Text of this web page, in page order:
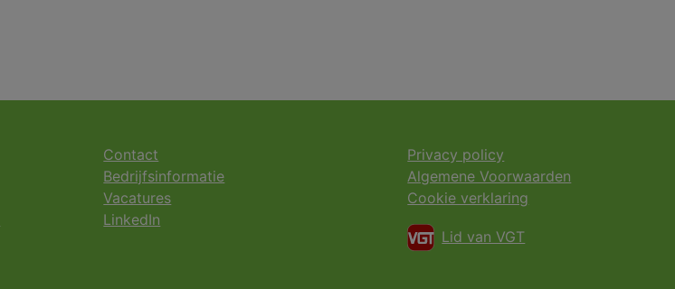
Contact
Bedrijfsinformatie
Vacatures
LinkedIn
Privacy policy
Algemene Voorwaarden
Cookie verklaring
Lid van VGT